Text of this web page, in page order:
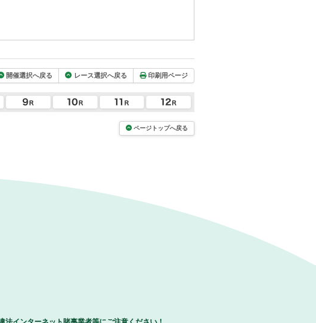
開催選択へ戻る レース選択へ戻る 印刷用ページ
ページトップへ戻る